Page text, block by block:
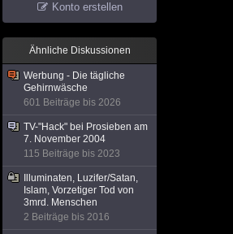
Konto erstellen
Ähnliche Diskussionen
Werbung - Die tägliche
Gehirnwäsche
601 Beiträge bis 2026
TV-"Hack" bei Prosieben am
7. November 2004
115 Beiträge bis 2023
Illuminaten, Luzifer/Satan,
Islam, Vorzetiger Tod von
3mrd. Menschen
2 Beiträge bis 2016